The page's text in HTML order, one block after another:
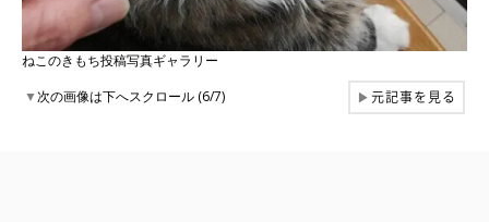
ねこのきもち投稿写真ギャラリー
▼次の画像は下へスクロール (6/7) ▶元記事を見る